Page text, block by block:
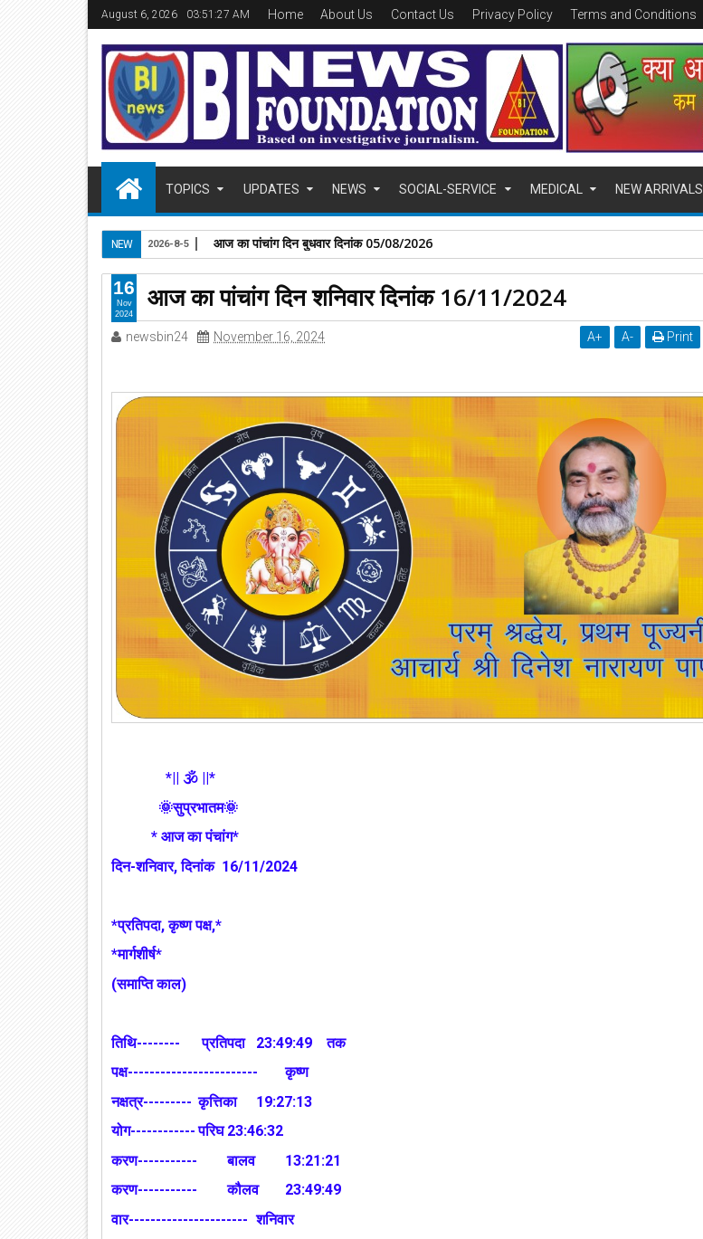
August 6, 2026 03:51:28 AM Home About Us Contact Us Privacy Policy Terms and Conditions
TOPICS UPDATES NEWS SOCIAL-SERVICE MEDICAL NEW ARRIVALS
NEW आज का पञ्चांग,दिन,मंगलवार ,दिनांक 04/08/2026,
2026-8-4
आज का पांचांग दिन शनिवार दिनांक 16/11/2024
newsbin24 November 16, 2024 A+ A- Print
*|| 🕉️ ||*
🌞सुप्रभातम🌞
* आज का पंचांग*
दिन-शनिवार, दिनांक 16/11/2024
*प्रतिपदा, कृष्ण पक्ष,*
*मार्गशीर्ष*
(समाप्ति काल)
तिथि-------- प्रतिपदा
23:49:49 तक
पक्ष------------------------
कृष्ण
नक्षत्र--------- कृत्तिका
19:27:13
योग------------ परिघ 23:46:32
करण-----------
बालव
13:21:21
करण-----------
कौलव
23:49:49
वार---------------------- शनिवार
16
Nov
2024